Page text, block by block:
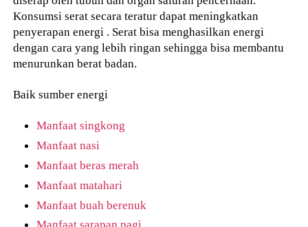
Konsumsi serat secara teratur dapat meningkatkan
penyerapan energi . Serat bisa menghasilkan energi
dengan cara yang lebih ringan sehingga bisa membantu
menurunkan berat badan.
Baik sumber energi
Manfaat singkong
Manfaat nasi
Manfaat beras merah
Manfaat matahari
Manfaat buah berenuk